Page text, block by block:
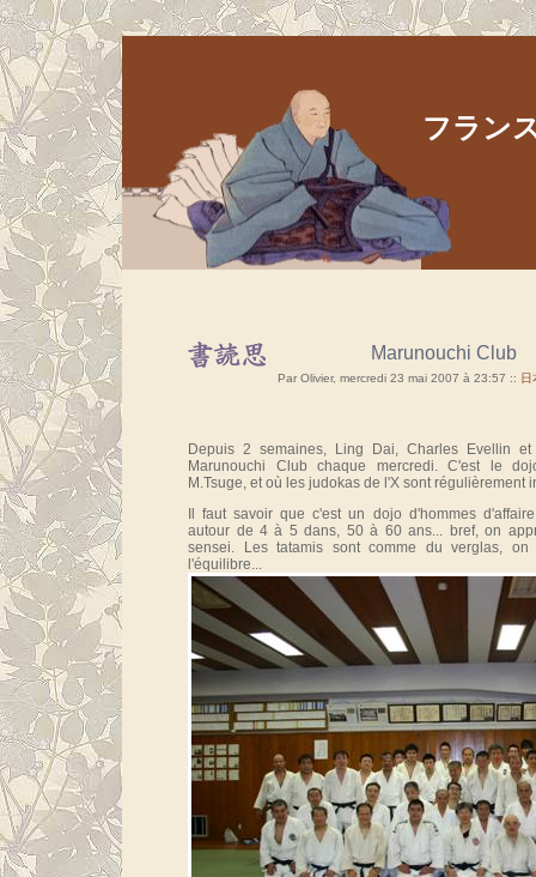
フラン
Marunouchi Club
Par Olivier, mercredi 23 mai 2007 à 23:57 :: 日
Depuis 2 semaines, Ling Dai, Charles Evellin
Marunouchi Club chaque mercredi. C'est le
M.Tsuge, et où les judokas de l'X sont régulièrement
Il faut savoir que c'est un dojo d'hommes
autour de 4 à 5 dans, 50 à 60 ans... bref, on
sensei. Les tatamis sont comme du verglas,
l'équilibre...